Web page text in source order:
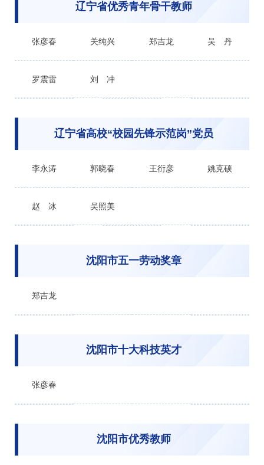
辽宁省优秀青年骨干教师
张彦春 关纯兴 郑吉龙 吴 丹
罗震雷 刘 冲
辽宁省高校“校园先锋示范岗”党员
李永涛 郭晓春 王衍彦 姚克硕
赵 冰 吴照美
沈阳市五一劳动奖章
郑吉龙
沈阳市十大科技英才
张彦春
沈阳市优秀教师